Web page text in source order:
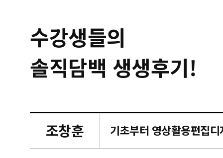
수강생들의
솔직담백 생생후기!
조창훈